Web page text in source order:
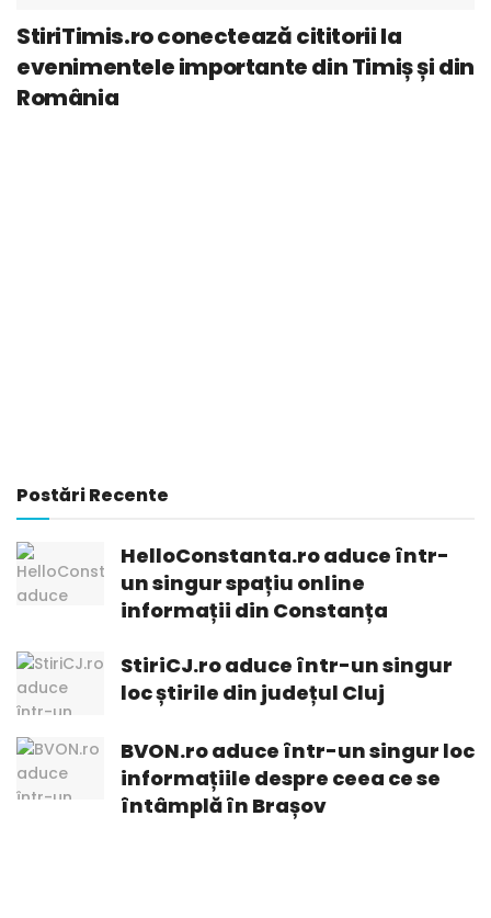
StiriTimis.ro conectează cititorii la
evenimentele importante din Timiș și din
România
Postări Recente
HelloConstanta.ro aduce într-
un singur spațiu online
informații din Constanța
StiriCJ.ro aduce într-un singur
loc știrile din județul Cluj
BVON.ro aduce într-un singur loc
informațiile despre ceea ce se
întâmplă în Brașov